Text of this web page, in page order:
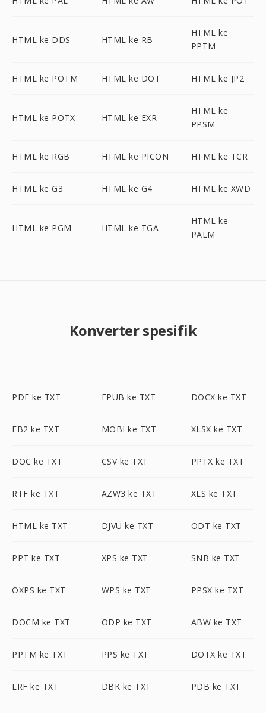
HTML ke DDS HTML ke RB
HTML ke
PPTM
HTML ke POTM HTML ke DOT HTML ke JP2
HTML ke POTX HTML ke EXR
HTML ke
PPSM
HTML ke RGB HTML ke PICON HTML ke TCR
HTML ke G3 HTML ke G4 HTML ke XWD
HTML ke PGM HTML ke TGA
HTML ke
PALM
Konverter spesifik
PDF ke TXT EPUB ke TXT DOCX ke TXT
FB2 ke TXT MOBI ke TXT XLSX ke TXT
DOC ke TXT CSV ke TXT PPTX ke TXT
RTF ke TXT AZW3 ke TXT XLS ke TXT
HTML ke TXT DJVU ke TXT ODT ke TXT
PPT ke TXT XPS ke TXT SNB ke TXT
OXPS ke TXT WPS ke TXT PPSX ke TXT
DOCM ke TXT ODP ke TXT ABW ke TXT
PPTM ke TXT PPS ke TXT DOTX ke TXT
LRF ke TXT DBK ke TXT PDB ke TXT